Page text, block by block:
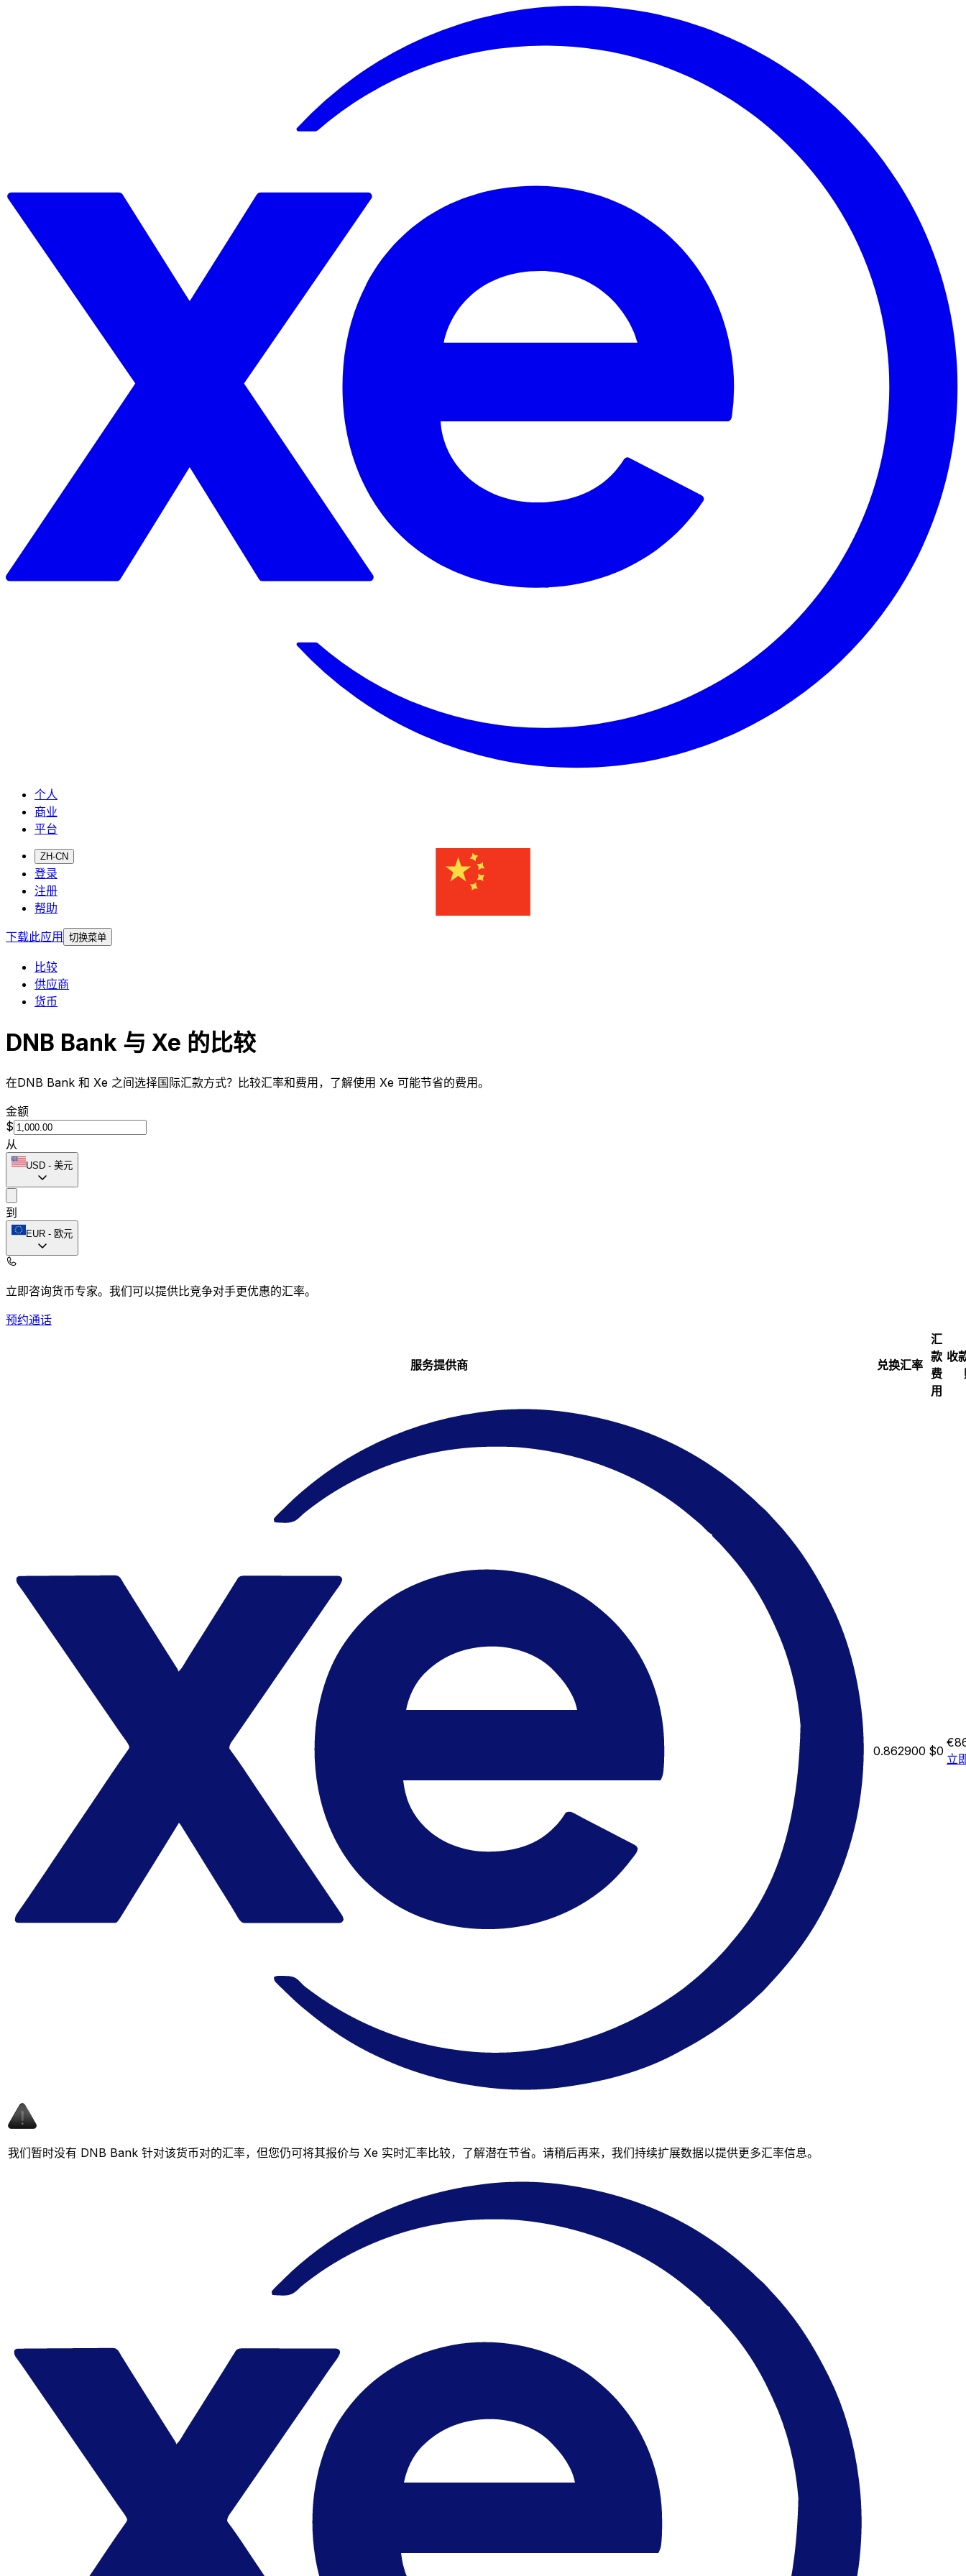
个人
商业
平台
ZH-CN
登录
注册
帮助
下载此应用 切换菜单
比较
供应商
货币
DNB Bank 与 Xe 的比较
在DNB Bank 和 Xe 之间选择国际汇款方式？比较汇率和费用，了解使用 Xe 可能节省的费用。
金额
$
从
USD - 美元
到
EUR - 欧元
立即咨询货币专家。 我们可以提供比竞争对手更优惠的汇率。
预约通话
服务提供商 兑换汇率
汇
款
费
用
收
0.862900 $0
立
我们暂时没有 DNB Bank 针对该货币对的汇率，但您仍可将其报价与 Xe 实时汇率比较，了解潜在节省。请稍后再来，我们持续扩展数据以提供更多汇率信息。